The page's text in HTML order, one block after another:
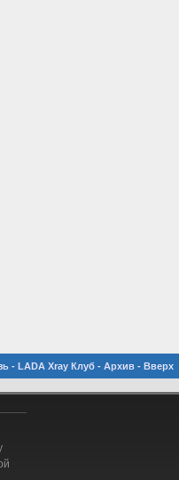
- LADA Xray Клуб - Архив - Вверх